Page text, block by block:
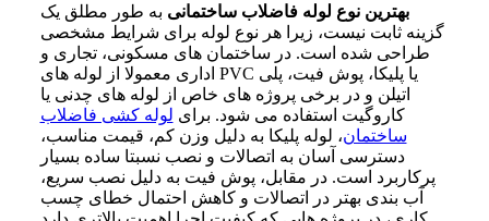
بهترین نوع لوله فاضلاب ساختمانی به طور مطلق یک
گزینه ثابت نیست، زیرا هر نوع لوله برای شرایط مشخصی
طراحی شده است. در ساختمان های مسکونی، تجاری و
اداری معمولا از لوله های PVC یا پلیکا، پوش فیت، پلی
اتیلن و در برخی پروژه های خاص از لوله های چدنی یا
کاروگیت استفاده می شود. برای لوله کشی فاضلاب
ساختمان، لوله پلیکا به دلیل وزن کم، قیمت مناسب،
دسترسی آسان به اتصالات و نصب نسبتا ساده بسیار
پرکاربرد است. در مقابل، پوش فیت به دلیل نصب سریع،
آب بندی بهتر در اتصالات و کاهش احتمال خطای چسب